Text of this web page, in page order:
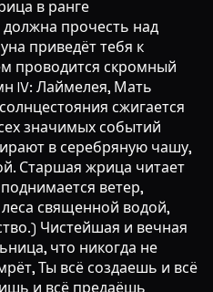
в ранге
прочесть над
приведёт тебя к
проводится скромный
IV: Лаймелея, Мать
сжигается
значимых событий
в серебряную чашу,
Старшая жрица читает
ветер,
священной водой,
Чистейшая и вечная
что никогда не
Ты всё создаешь и всё